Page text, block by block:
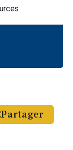
Partager